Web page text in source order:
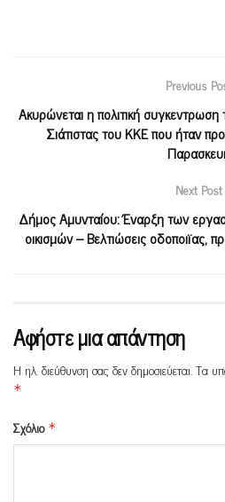
Previous
Ακυρώνεται η πολιτική
Σιάτιστας του ΚΚΕ που ήταν
Next Post
Δήμος Αμυνταίου: Έναρξη των
οικισμών – Βελτιώσεις
Αφήστε μια απάντηση
Η ηλ. διεύθυνση σας δεν δημοσιεύεται.Τα
*
Σχόλιο *